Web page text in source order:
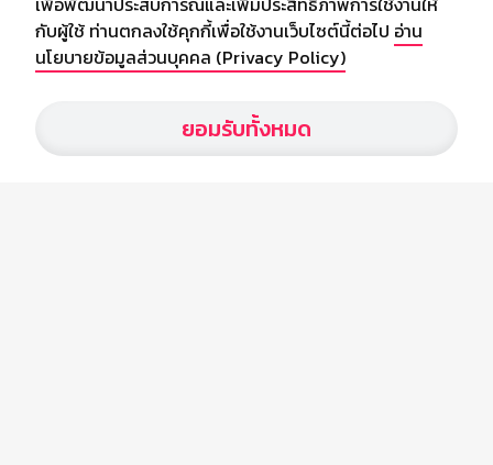
เกี่ยวกับเรา
อัพเดทข่าวสารวงการกีฬา ฟุตบอล ผลบอล ผลฟุตบอลทั่วโลก ฟรีเมียร์
ลีก ไทยลีก ฟุตบอลโลก ยูฟ่าแซมเปี้ยนส์ลีก พร้อมทั้งวิเคราะห์บอล จาก
กับผู้ใช้ ท่านตกลงใช้คุกกี้เพื่อใช้งานเว็บไซต์นี้ต่อไป อ่าน
นโยบายข้อมูลส่วนบุคคล (Privacy Policy)
ยอมรับทั้งหมด